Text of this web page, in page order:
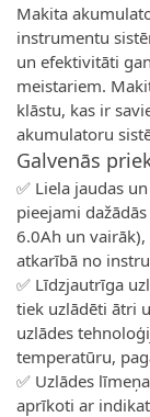
Makita
instrumentu
un efektivitāti
meistariem.
klāstu, kas ir
akumulatoru
Galvenās
✅ Liela jaudas
pieejami
6.0Ah un
atkarībā no
✅ Līdzjautrīga
tiek uzlādēti ātri
uzlādes
temperatūru,
✅ Uzlādes
aprīkoti ar